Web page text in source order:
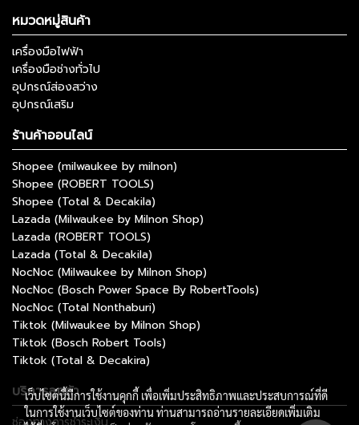
หมวดหมู่สินค้า
เครื่องมือไฟฟ้า
เครื่องมือช่างทั่วไป
อุปกรณ์ส่องสว่าง
อุปกรณ์เสริม
ร้านค้าออนไลน์
Shopee (milwaukee by milnon)
Shopee (ROBERT TOOLS)
Shopee (Total & Decakila)
Lazada (Milwaukee by Milnon Shop)
Lazada (ROBERT TOOLS)
Lazada (Total & Decakila)
NocNoc (Milwaukee by Milnon Shop)
NocNoc (Bosch Power Space By RobertTools)
NocNoc (Total Nonthaburi)
Tiktok (Milwaukee by Milnon Shop)
Tiktok (Bosch Robert Tools)
Tiktok (Total & Decakira)
บริการลูกค้า
เว็บไซต์นี้มีการใช้งานคุกกี้ เพื่อเพิ่มประสิทธิภาพและประสบการณ์ที่ดี
ในการใช้งานเว็บไซต์ของท่าน ท่านสามารถอ่านรายละเอียดเพิ่มเติม